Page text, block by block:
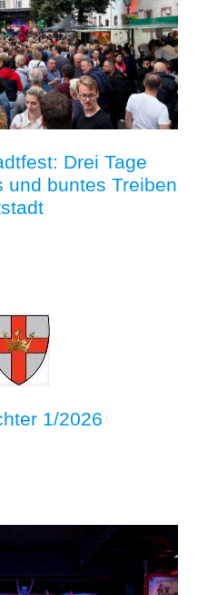
Drei Tage
und buntes Treiben
1/2026